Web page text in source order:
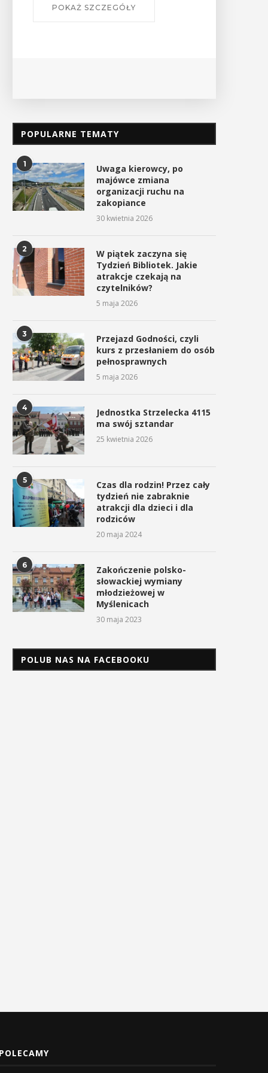
POPULARNE TEMATY
1
Uwaga kierowcy, po
majówce zmiana
organizacji ruchu na
zakopiance
30 kwietnia 2026
2
W piątek zaczyna się
Tydzień Bibliotek. Jakie
atrakcje czekają na
czytelników?
5 maja 2026
3
Przejazd Godności, czyli
kurs z przesłaniem do osób
pełnosprawnych
5 maja 2026
4
Jednostka Strzelecka 4115
ma swój sztandar
25 kwietnia 2026
5
Czas dla rodzin! Przez cały
tydzień nie zabraknie
atrakcji dla dzieci i dla
rodziców
20 maja 2024
6
Zakończenie polsko-
słowackiej wymiany
młodzieżowej w
Myślenicach
30 maja 2023
POLUB NAS NA FACEBOOKU
POLECAMY